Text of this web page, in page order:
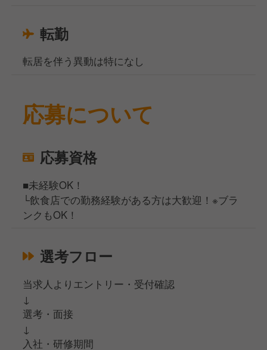
転勤
転居を伴う異動は特になし
応募について
応募資格
■未経験OK！
└飲食店での勤務経験がある方は大歓迎！※ブラ
ンクもOK！
選考フロー
当求人よりエントリー・受付確認
↓
選考・面接
↓
入社・研修期間